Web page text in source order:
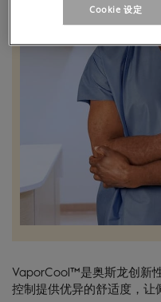
VAPORCOOL™
调节穿着者的体温
VaporCool™是奥斯龙创新
控制提供优异的舒适度，让
Cookie 设定